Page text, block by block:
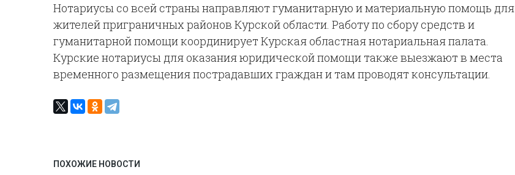
Нотариусы со всей страны направляют гуманитарную и материальную помощь для
жителей приграничных районов Курской области. Работу по сбору средств и
гуманитарной помощи координирует Курская областная нотариальная палата.
Курские нотариусы для оказания юридической помощи также выезжают в места
временного размещения пострадавших граждан и там проводят консультации.
ПОХОЖИЕ НОВОСТИ